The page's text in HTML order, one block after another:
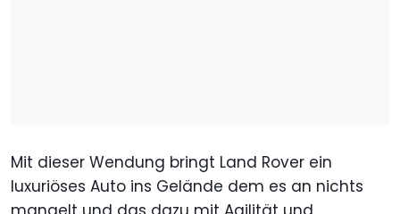
Mit dieser Wendung bringt Land Rover ein
luxuriöses Auto ins Gelände dem es an nichts